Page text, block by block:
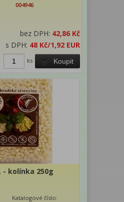
004946
bez DPH: 42,86 Kč
s DPH: 48 Kč/1,92 EUR
Koupit
ks
- kolínka 250g
Katalogové číslo: